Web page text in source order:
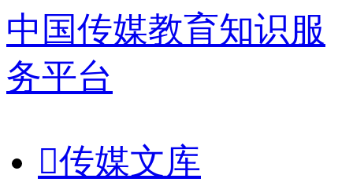
中国传媒教育知识服
务平台
传媒文库